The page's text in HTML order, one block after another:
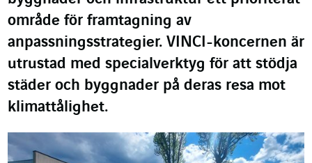
område för framtagning av
anpassningsstrategier. VINCI-koncernen är
utrustad med specialverktyg för att stödja
städer och byggnader på deras resa mot
klimattålighet.